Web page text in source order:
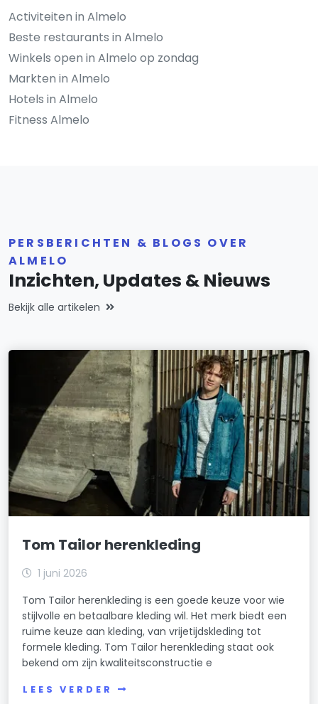
Activiteiten in Almelo
Beste restaurants in Almelo
Winkels open in Almelo op zondag
Markten in Almelo
Hotels in Almelo
Fitness Almelo
PERSBERICHTEN & BLOGS OVER
ALMELO
Inzichten, Updates & Nieuws
Bekijk alle artikelen
Tom Tailor herenkleding
1 juni 2026
Tom Tailor herenkleding is een goede keuze voor wie
stijlvolle en betaalbare kleding wil. Het merk biedt een
ruime keuze aan kleding, van vrijetijdskleding tot
formele kleding. Tom Tailor herenkleding staat ook
bekend om zijn kwaliteitsconstructie e
LEES VERDER